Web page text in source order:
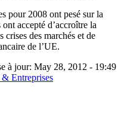
pour 2008 ont pesé sur la
accepté d’accroître la
crises des marchés et de
de l’UE.
à jour: May 28, 2012 - 19:49
Entreprises